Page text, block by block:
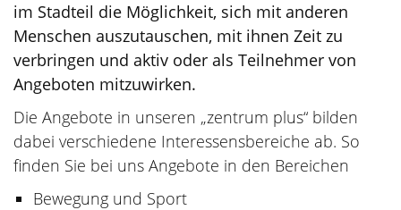
im Stadteil die Möglichkeit, sich mit anderen
Menschen auszutauschen, mit ihnen Zeit zu
verbringen und aktiv oder als Teilnehmer von
Angeboten mitzuwirken.
Die Angebote in unseren „zentrum plus“ bilden
dabei verschiedene Interessensbereiche ab. So
finden Sie bei uns Angebote in den Bereichen
Bewegung und Sport